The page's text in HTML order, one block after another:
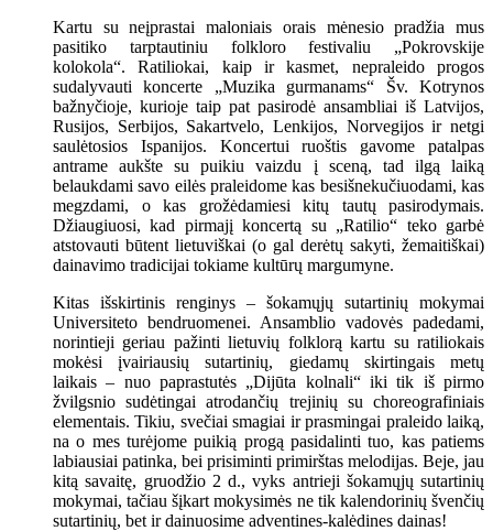
Kartu su neįprastai maloniais orais mėnesio pradžia mus
pasitiko tarptautiniu folkloro festivaliu „Pokrovskije
kolokola“. Ratiliokai, kaip ir kasmet, nepraleido progos
sudalyvauti koncerte „Muzika gurmanams“ Šv. Kotrynos
bažnyčioje, kurioje taip pat pasirodė ansambliai iš Latvijos,
Rusijos, Serbijos, Sakartvelo, Lenkijos, Norvegijos ir netgi
saulėtosios Ispanijos. Koncertui ruoštis gavome patalpas
antrame aukšte su puikiu vaizdu į sceną, tad ilgą laiką
belaukdami savo eilės praleidome kas besišnekučiuodami, kas
megzdami, o kas grožėdamiesi kitų tautų pasirodymais.
Džiaugiuosi, kad pirmajį koncertą su „Ratilio“ teko garbė
atstovauti būtent lietuviškai (o gal derėtų sakyti, žemaitiškai)
dainavimo tradicijai tokiame kultūrų margumyne.
Kitas išskirtinis renginys – šokamųjų sutartinių mokymai
Universiteto bendruomenei. Ansamblio vadovės padedami,
norintieji geriau pažinti lietuvių folklorą kartu su ratiliokais
mokėsi įvairiausių sutartinių, giedamų skirtingais metų
laikais – nuo paprastutės „Dijūta kolnali“ iki tik iš pirmo
žvilgsnio sudėtingai atrodančių trejinių su choreografiniais
elementais. Tikiu, svečiai smagiai ir prasmingai praleido laiką,
na o mes turėjome puikią progą pasidalinti tuo, kas patiems
labiausiai patinka, bei prisiminti primirštas melodijas. Beje, jau
kitą savaitę, gruodžio 2 d., vyks antrieji šokamųjų sutartinių
mokymai, tačiau šįkart mokysimės ne tik kalendorinių švenčių
sutartinių, bet ir dainuosime adventines-kalėdines dainas!